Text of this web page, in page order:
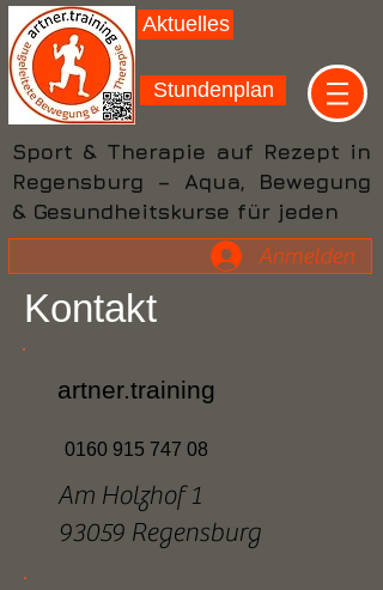
Aktuelles
Stundenplan
Sport & Therapie auf Rezept in
Regensburg – Aqua, Bewegung
& Gesundheitskurse für jeden
Anmelden
Kontakt
artner.training
0160 915 747 08
Am Holzhof 1
93059 Regensburg